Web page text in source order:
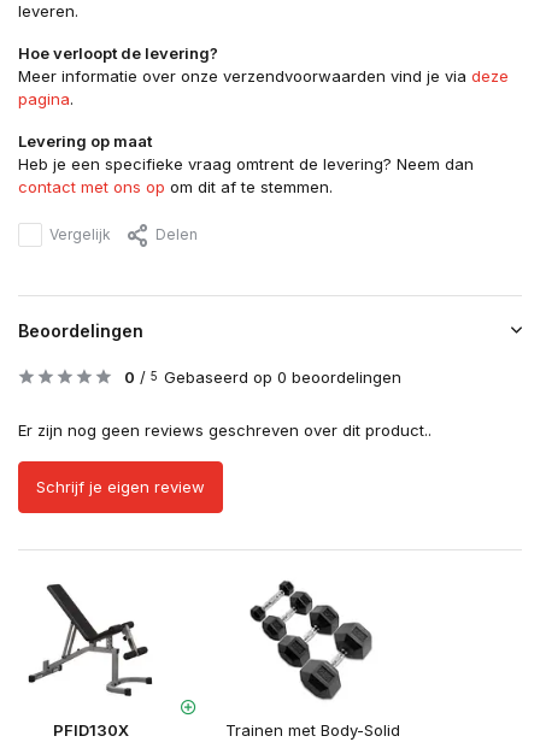
leveren.
Hoe verloopt de levering?
Meer informatie over onze verzendvoorwaarden vind je via deze
pagina.
Levering op maat
Heb je een specifieke vraag omtrent de levering? Neem dan
contact met ons op om dit af te stemmen.
Vergelijk Delen
Beoordelingen
0 / 5 Gebaseerd op 0 beoordelingen
Er zijn nog geen reviews geschreven over dit product..
Schrijf je eigen review
PFID130X
Trainen met Body-Solid